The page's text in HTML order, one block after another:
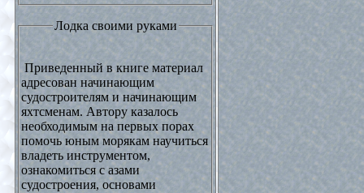
Лодка своими руками
Приведенный в книге материал
адресован начинающим
судостроителям и начинающим
яхтсменам. Автору казалось
необходимым на первых порах
помочь юным морякам научиться
владеть инструментом,
ознакомиться с азами
судостроения, основами